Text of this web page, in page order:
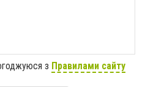
з Правилами сайту